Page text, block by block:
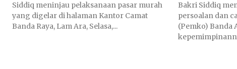
Siddiq meninjau pelaksanaan pasar murah
yang digelar di halaman Kantor Camat
Banda Raya, Lam Ara, Selasa,...
Bakri Siddiq
persoalan dan
(Pemko) Banda